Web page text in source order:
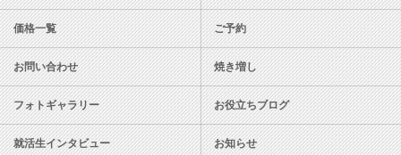
価格一覧 ご予約
お問い合わせ 焼き増し
フォトギャラリー お役立ちブログ
就活生インタビュー お知らせ